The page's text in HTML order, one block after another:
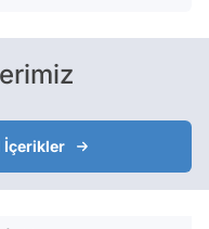
İçerikler